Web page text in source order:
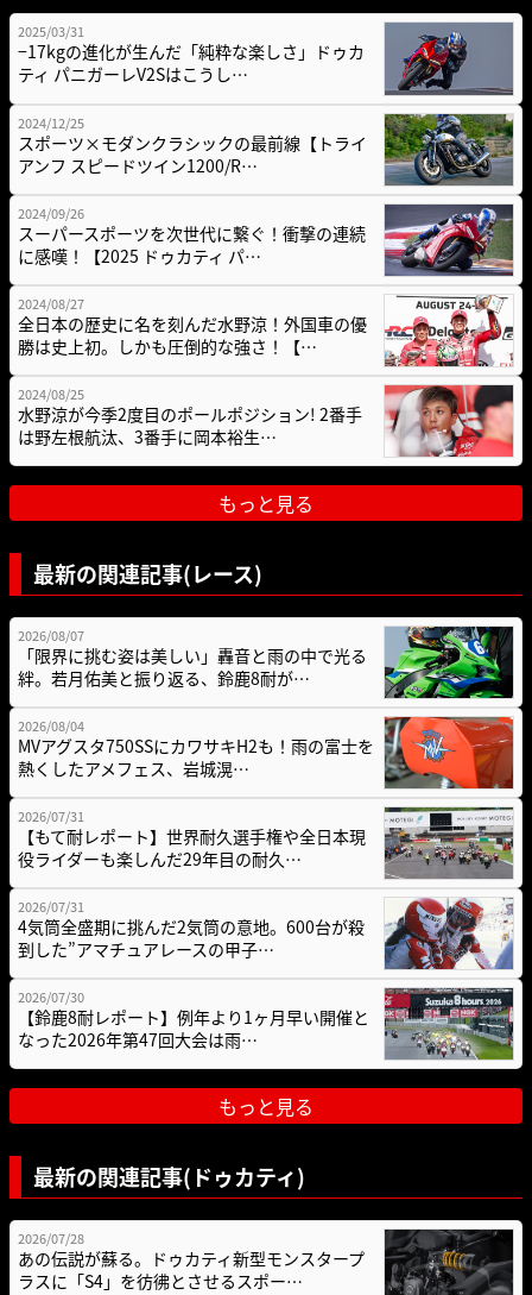
2025/03/31
−17kgの進化が生んだ「純粋な楽しさ」ドゥカ
ティ パニガーレV2Sはこうし…
2024/12/25
スポーツ×モダンクラシックの最前線【トライ
アンフ スピードツイン1200/R…
2024/09/26
スーパースポーツを次世代に繋ぐ！衝撃の連続
に感嘆！【2025 ドゥカティ パ…
2024/08/27
全日本の歴史に名を刻んだ水野涼！外国車の優
勝は史上初。しかも圧倒的な強さ！【…
2024/08/25
水野涼が今季2度目のポールポジション! 2番手
は野左根航汰、3番手に岡本裕生…
もっと見る
最新の関連記事(レース)
2026/08/07
「限界に挑む姿は美しい」轟音と雨の中で光る
絆。若月佑美と振り返る、鈴鹿8耐が…
2026/08/04
MVアグスタ750SSにカワサキH2も！雨の富士を
熱くしたアメフェス、岩城滉…
2026/07/31
【もて耐レポート】世界耐久選手権や全日本現
役ライダーも楽しんだ29年目の耐久…
2026/07/31
4気筒全盛期に挑んだ2気筒の意地。600台が殺
到した”アマチュアレースの甲子…
2026/07/30
【鈴鹿8耐レポート】例年より1ヶ月早い開催と
なった2026年第47回大会は雨…
もっと見る
最新の関連記事(ドゥカティ)
2026/07/28
あの伝説が蘇る。ドゥカティ新型モンスタープ
ラスに「S4」を彷彿とさせるスポー…